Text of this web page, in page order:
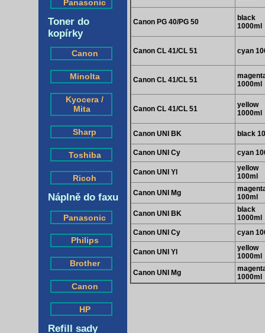
Panasonic
Toner do
kopírky
Canon
Minolta
Kyocera /
Mita
Sharp
Toshiba
Ricoh
Náplně do faxu
Panasonic
Philips
Brother
Canon
HP
Refill sady
Canon PG 40/PG 50
black
1000ml
Canon CL 41/CL 51 cyan
Canon CL 41/CL 51
1000ml
Canon CL 41/CL 51
yellow
1000ml
Canon UNI BK black
Canon UNI Cy cyan
Canon UNI Yl
yellow
100ml
Canon UNI Mg
100ml
Canon UNI BK
black
1000ml
Canon UNI Cy
cyan
Canon UNI Yl
yellow
1000ml
Canon UNI Mg
1000ml